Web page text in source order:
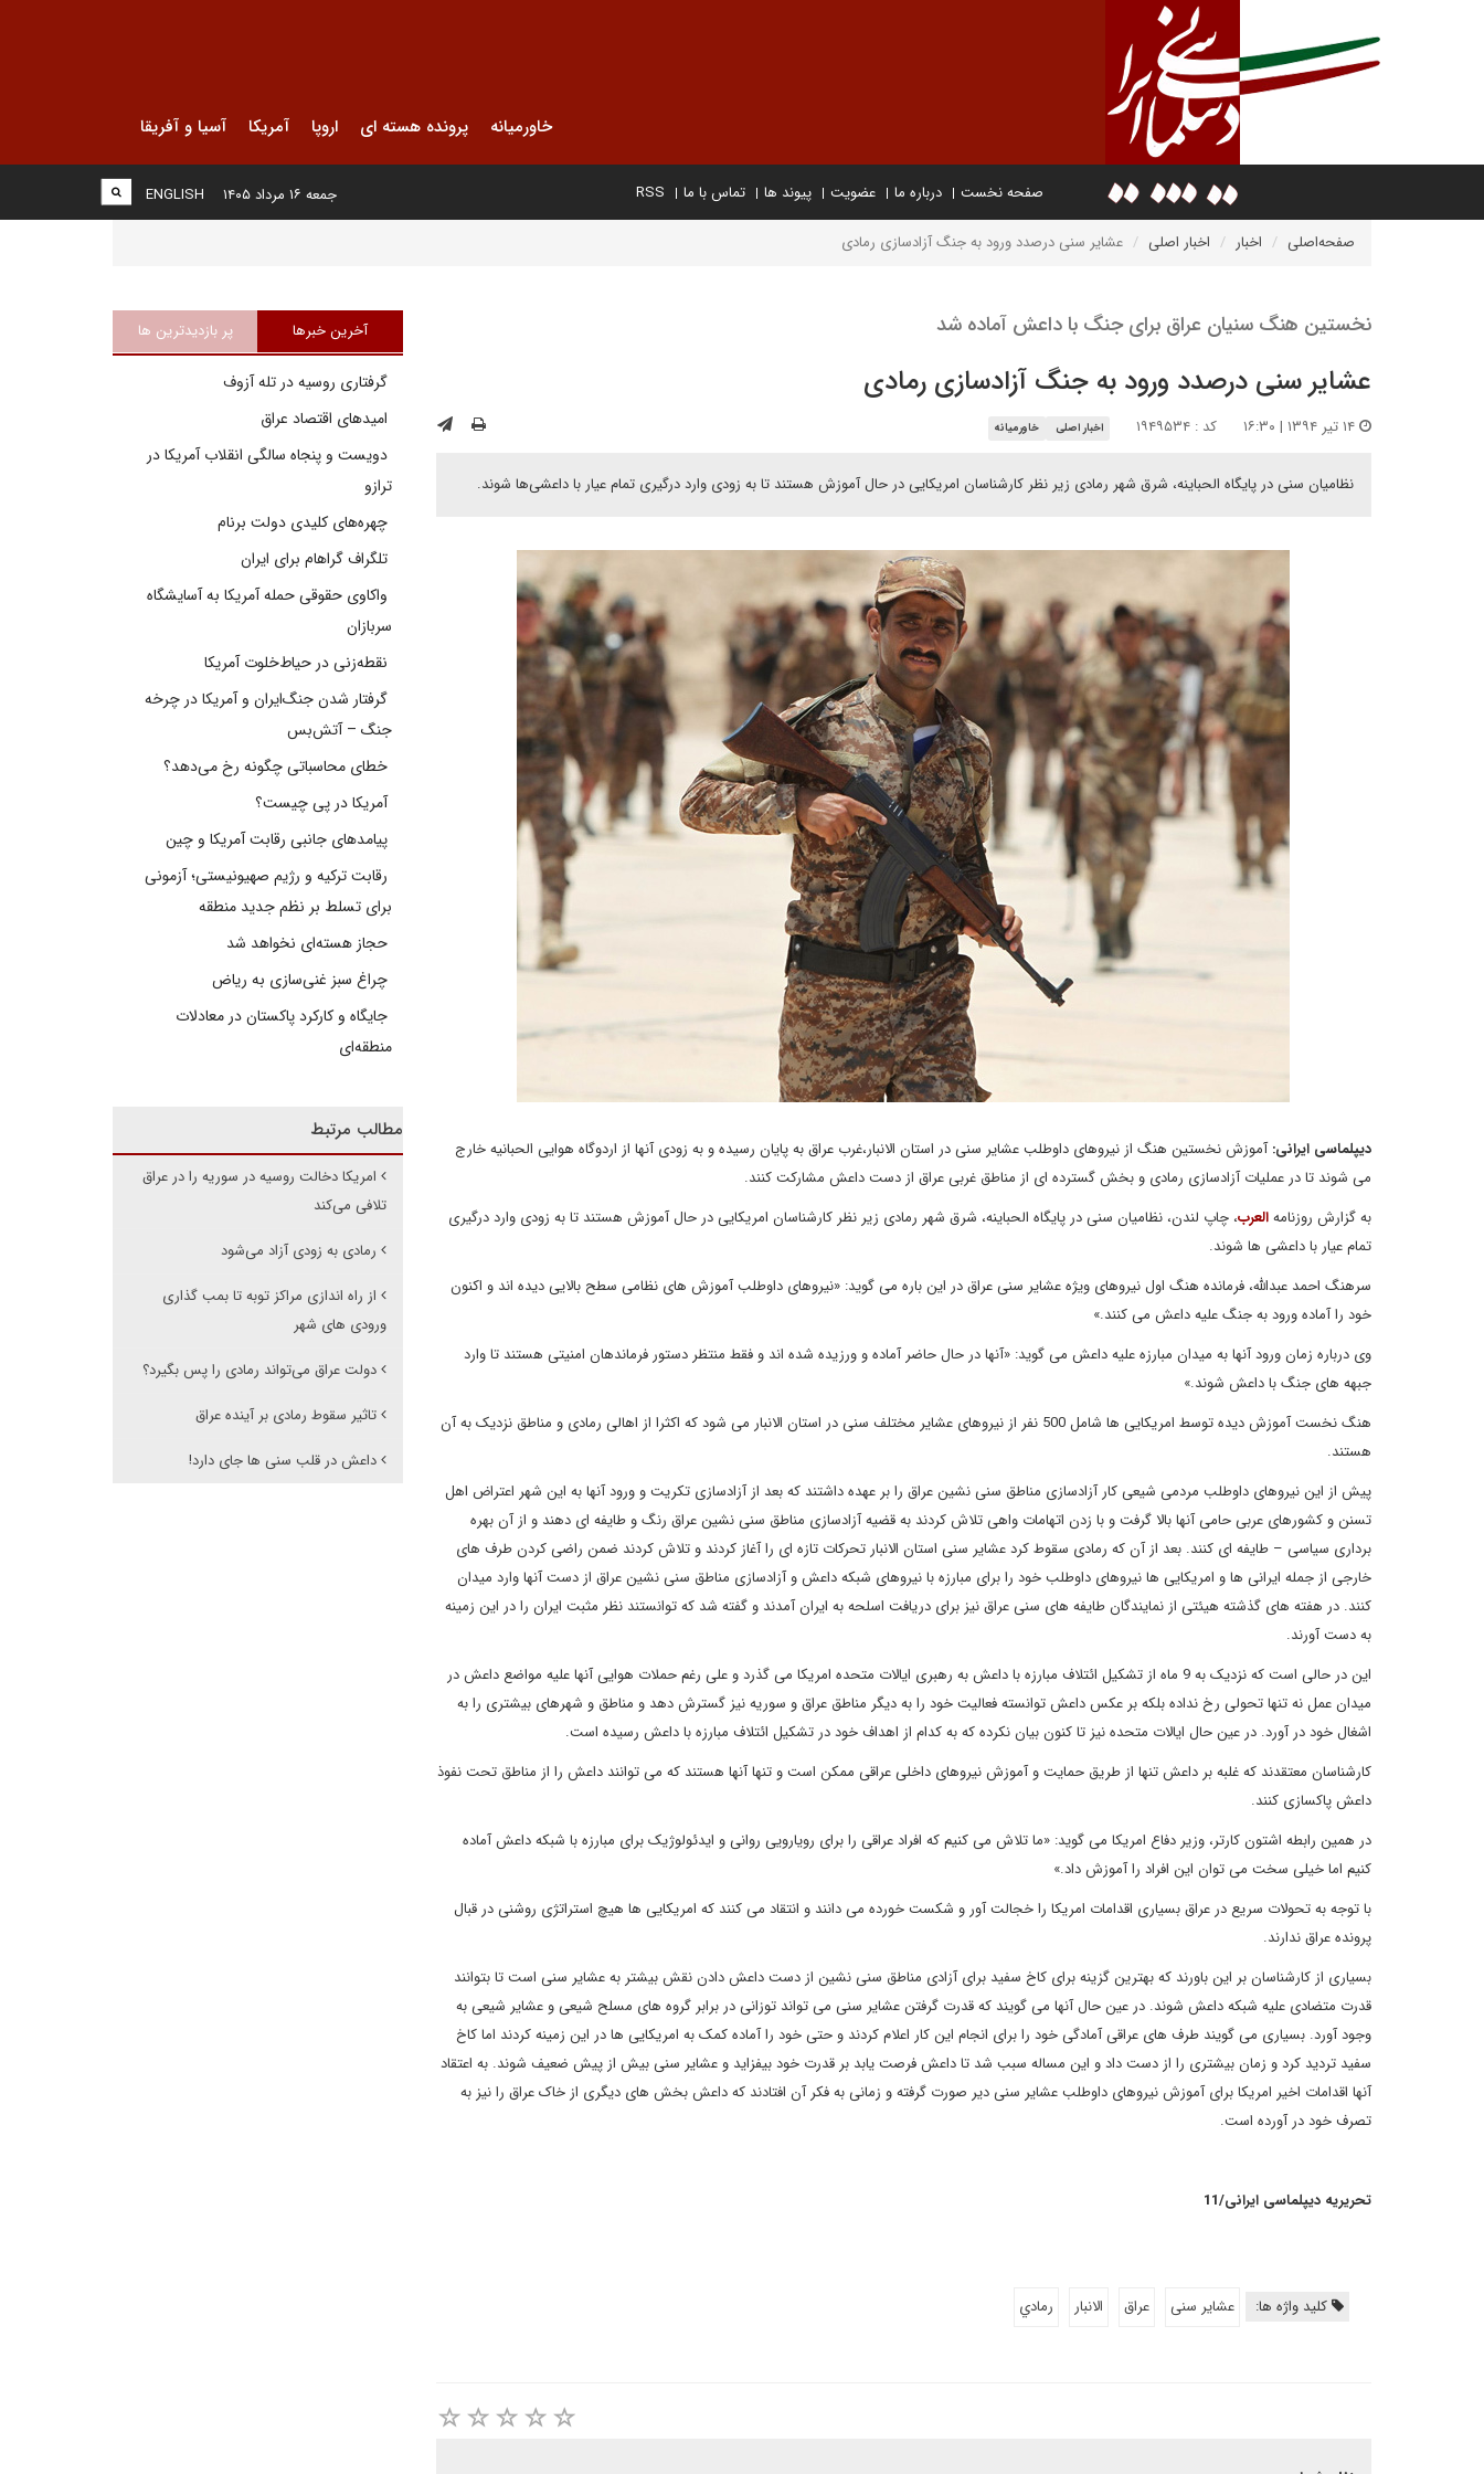
خاورمیانه پرونده هسته ای اروپا آمریکا آسیا و آفریقا
صفحه نخست درباره ما عضویت پیوند ها تماس با ما RSS
ENGLISH جمعه ۱۶ مرداد ۱۴۰۵
صفحه‌اصلی اخبار اخبار اصلی عشایر سنی درصدد ورود به جنگ آزادسازی رمادی
نخستین هنگ سنیان عراق برای جنگ با داعش آماده شد
عشایر سنی درصدد ورود به جنگ آزادسازی رمادی
کد : ۱۹۴۹۵۳۴ اخبار اصلی خاورمیانه
نظامیان سنی در پایگاه الحباینه، شرق شهر رمادی زیر نظر کارشناسان امریکایی در حال آموزش هستند تا به زودی وارد درگیری تمام عیار با داعشی‌ها شوند.
دیپلماسی ایرانی:آموزش نخستین هنگ از نیروهای داوطلب عشایر سنی در استان الانبار،غرب عراق به پایان رسیده و به زودی آنها از اردوگاه هوایی الحبانیه خارج
می شوند تا در عملیات آزادسازی رمادی و بخش گسترده ای از مناطق غربی عراق از دست داعش مشارکت کنند.
به گزارش روزنامهالعرب، چاپ لندن، نظامیان سنی در پایگاه الحباینه، شرق شهر رمادی زیر نظر کارشناسان امریکایی در حال آموزش هستند تا به زودی وارد درگیری
تمام عیار با داعشی ها شوند.
سرهنگ احمد عبدالله، فرمانده هنگ اول نیروهای ویژه عشایر سنی عراق در این باره می گوید: «نیروهای داوطلب آموزش های نظامی سطح بالایی دیده اند و اکنون
خود را آماده ورود به جنگ علیه داعش می کنند.»
وی درباره زمان ورود آنها به میدان مبارزه علیه داعش می گوید: «آنها در حال حاضر آماده و ورزیده شده اند و فقط منتظر دستور فرماندهان امنیتی هستند تا وارد
جبهه های جنگ با داعش شوند.»
هنگ نخست آموزش دیده توسط امریکایی ها شامل 500 نفر از نیروهای عشایر مختلف سنی در استان الانبار می شود که اکثرا از اهالی رمادی و مناطق نزدیک به آن
هستند.
پیش از این نیروهای داوطلب مردمی شیعی کار آزادسازی مناطق سنی نشین عراق را بر عهده داشتند که بعد از آزادسازی تکریت و ورود آنها به این شهر اعتراض اهل
تسنن و کشورهای عربی حامی آنها بالا گرفت و با زدن اتهامات واهی تلاش کردند به قضیه آزادسازی مناطق سنی نشین عراق رنگ و طایفه ای دهند و از آن بهره
برداری سیاسی – طایفه ای کنند. بعد از آن که رمادی سقوط کرد عشایر سنی استان الانبار تحرکات تازه ای را آغاز کردند و تلاش کردند ضمن راضی کردن طرف های
خارجی از جمله ایرانی ها و امریکایی ها نیروهای داوطلب خود را برای مبارزه با نیروهای شبکه داعش و آزادسازی مناطق سنی نشین عراق از دست آنها وارد میدان
کنند. در هفته های گذشته هیئتی از نمایندگان طایفه های سنی عراق نیز برای دریافت اسلحه به ایران آمدند و گفته شد که توانستند نظر مثبت ایران را در این زمینه
به دست آورند.
این در حالی است که نزدیک به 9 ماه از تشکیل ائتلاف مبارزه با داعش به رهبری ایالات متحده امریکا می گذرد و علی رغم حملات هوایی آنها علیه مواضع داعش در
میدان عمل نه تنها تحولی رخ نداده بلکه بر عکس داعش توانسته فعالیت خود را به دیگر مناطق عراق و سوریه نیز گسترش دهد و مناطق و شهرهای بیشتری را به
اشغال خود در آورد. در عین حال ایالات متحده نیز تا کنون بیان نکرده که به کدام از اهداف خود در تشکیل ائتلاف مبارزه با داعش رسیده است.
کارشناسان معتقدند که غلبه بر داعش تنها از طریق حمایت و آموزش نیروهای داخلی عراقی ممکن است و تنها آنها هستند که می توانند داعش را از مناطق تحت نفوذ
داعش پاکسازی کنند.
در همین رابطه اشتون کارتر، وزیر دفاع امریکا می گوید: «ما تلاش می کنیم که افراد عراقی را برای رویارویی روانی و ایدئولوژیک برای مبارزه با شبکه داعش آماده
کنیم اما خیلی سخت می توان این افراد را آموزش داد.»
با توجه به تحولات سریع در عراق بسیاری اقدامات امریکا را خجالت آور و شکست خورده می دانند و انتقاد می کنند که امریکایی ها هیچ استراتژی روشنی در قبال
پرونده عراق ندارند.
بسیاری از کارشناسان بر این باورند که بهترین گزینه برای کاخ سفید برای آزادی مناطق سنی نشین از دست داعش دادن نقش بیشتر به عشایر سنی است تا بتوانند
قدرت متضادی علیه شبکه داعش شوند. در عین حال آنها می گویند که قدرت گرفتن عشایر سنی می تواند توزانی در برابر گروه های مسلح شیعی و عشایر شیعی به
وجود آورد. بسیاری می گویند طرف های عراقی آمادگی خود را برای انجام این کار اعلام کردند و حتی خود را آماده کمک به امریکایی ها در این زمینه کردند اما کاخ
سفید تردید کرد و زمان بیشتری را از دست داد و این مساله سبب شد تا داعش فرصت یابد بر قدرت خود بیفزاید و عشایر سنی بیش از پیش ضعیف شوند. به اعتقاد
آنها اقدامات اخیر امریکا برای آموزش نیروهای داوطلب عشایر سنی دیر صورت گرفته و زمانی به فکر آن افتادند که داعش بخش های دیگری از خاک عراق را نیز به
تصرف خود در آورده است.
تحریریه دیپلماسی ایرانی/11
کلید واژه ها: عشایر سنی عراق الانبار رمادي
آخرین خبرها پر بازدیدترین ها
گرفتاری روسیه در تله آزوف
امیدهای اقتصاد عراق
دویست و پنجاه سالگی انقلاب آمریکا در
ترازو
چهره‌های کلیدی دولت برنام
تلگراف گراهام برای ایران
واکاوی حقوقی حمله آمریکا به آسایشگاه
سربازان
نقطه‌زنی در حیاط‌خلوت آمریکا
گرفتار شدن جنگ‌ایران و آمریکا در چرخه
جنگ – آتش‌بس
خطای محاسباتی چگونه رخ می‌دهد؟
آمریکا در پی چیست؟
پیامدهای جانبی رقابت آمریکا و چین
رقابت ترکیه و رژیم صهیونیستی؛ آزمونی
برای تسلط بر نظم جدید منطقه
حجاز هسته‌ای نخواهد شد
چراغ سبز غنی‌سازی به ریاض
جایگاه و کارکرد پاکستان در معادلات
منطقه‌ای
مطالب مرتبط
امریکا دخالت روسیه در سوریه را در عراق
تلافی می‌کند
رمادی به زودی آزاد می‌شود
از راه اندازی مراکز توبه تا بمب گذاری
ورودی های شهر
دولت عراق می‌تواند رمادی را پس بگیرد؟
تاثیر سقوط رمادی بر آینده عراق
داعش در قلب سنی ها جای دارد!